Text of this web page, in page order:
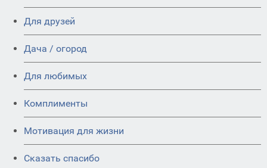
Для друзей
Дача / огород
Для любимых
Комплименты
Мотивация для жизни
Сказать спасибо